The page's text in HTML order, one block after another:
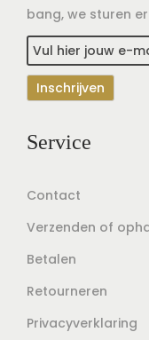
bang, we sturen
Service
Contact
Verzenden of
Betalen
Retourneren
Privacyverklaring